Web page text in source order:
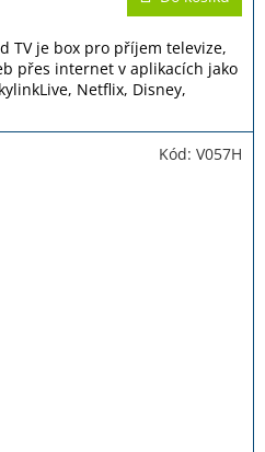
TV je box pro příjem televize,
přes internet v aplikacích jako
Netflix, Disney,
Kód: V057H